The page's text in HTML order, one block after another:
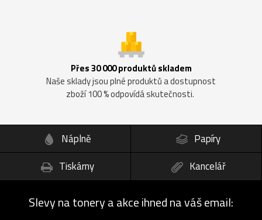
Přes 30 000 produktů skladem
Naše sklady jsou plné produktů a dostupnost
zboží 100 % odpovídá skutečnosti.
Náplně
Papíry
Tiskárny
Kancelář
Slevy na tonery a akce ihned na váš email: